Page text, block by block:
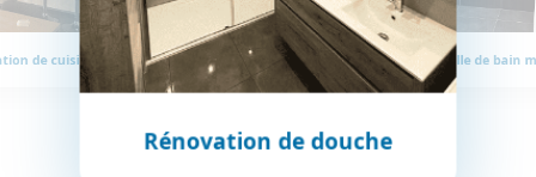
de cuisine
Rénovation de douche
Salle de bain